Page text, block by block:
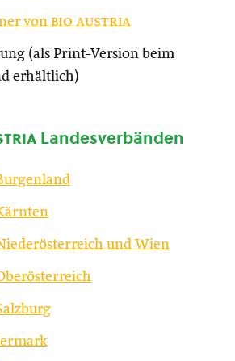
von bio austria
(als Print-Version beim
erhältlich)
Landesverbänden
und Wien